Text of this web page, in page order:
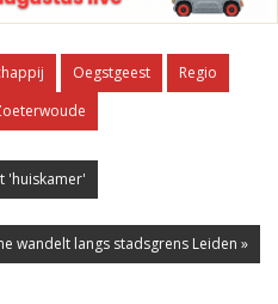
Oegstgeest
Regio
'huiskamer'
wandelt langs stadsgrens Leiden »